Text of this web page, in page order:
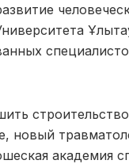
новый
академия